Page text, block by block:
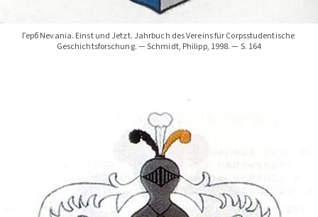
Герб Nevania. Einst und Jetzt. Jahrbuch des Vereins für Corpsstudentische
Geschichtsforschung. — Schmidt, Philipp, 1998. — S. 164